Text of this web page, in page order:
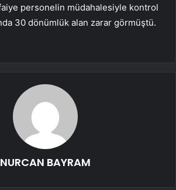
personelin müdahalesiyle kontrol
30 dönümlük alan zarar görmüştü.
NURCAN BAYRAM